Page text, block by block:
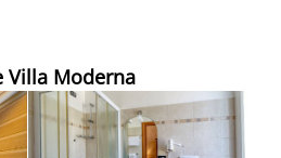
Villa Moderna